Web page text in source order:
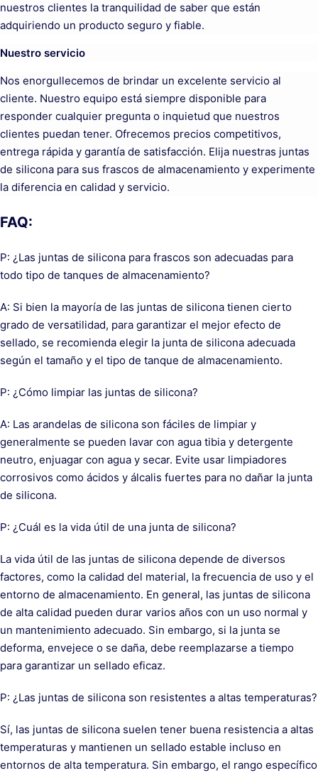
nuestros clientes la tranquilidad de saber que están
adquiriendo un producto seguro y fiable.
Nuestro servicio
Nos enorgullecemos de brindar un excelente servicio al
cliente. Nuestro equipo está siempre disponible para
responder cualquier pregunta o inquietud que nuestros
clientes puedan tener. Ofrecemos precios competitivos,
entrega rápida y garantía de satisfacción. Elija nuestras juntas
de silicona para sus frascos de almacenamiento y experimente
la diferencia en calidad y servicio.
FAQ:
P: ¿Las juntas de silicona para frascos son adecuadas para
todo tipo de tanques de almacenamiento?
A: Si bien la mayoría de las juntas de silicona tienen cierto
grado de versatilidad, para garantizar el mejor efecto de
sellado, se recomienda elegir la junta de silicona adecuada
según el tamaño y el tipo de tanque de almacenamiento.
P: ¿Cómo limpiar las juntas de silicona?
A: Las arandelas de silicona son fáciles de limpiar y
generalmente se pueden lavar con agua tibia y detergente
neutro, enjuagar con agua y secar. Evite usar limpiadores
corrosivos como ácidos y álcalis fuertes para no dañar la junta
de silicona.
P: ¿Cuál es la vida útil de una junta de silicona?
La vida útil de las juntas de silicona depende de diversos
factores, como la calidad del material, la frecuencia de uso y el
entorno de almacenamiento. En general, las juntas de silicona
de alta calidad pueden durar varios años con un uso normal y
un mantenimiento adecuado. Sin embargo, si la junta se
deforma, envejece o se daña, debe reemplazarse a tiempo
para garantizar un sellado eficaz.
P: ¿Las juntas de silicona son resistentes a altas temperaturas?
Sí, las juntas de silicona suelen tener buena resistencia a altas
temperaturas y mantienen un sellado estable incluso en
entornos de alta temperatura. Sin embargo, el rango específico